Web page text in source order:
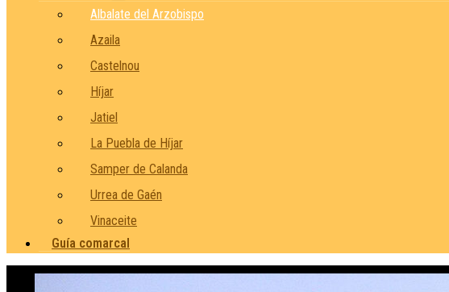
Albalate del Arzobispo
Azaila
Castelnou
Híjar
Jatiel
La Puebla de Híjar
Samper de Calanda
Urrea de Gaén
Vinaceite
Guía comarcal